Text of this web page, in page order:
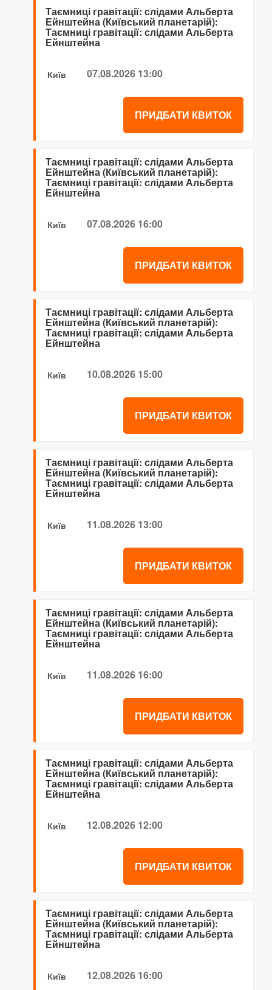
Таємниці гравітації: слідами Альберта
Ейнштейна (Київський планетарій):
Таємниці гравітації: слідами Альберта
Ейнштейна
Київ 07.08.2026 13:00
ПРИДБАТИ КВИТОК
Таємниці гравітації: слідами Альберта
Ейнштейна (Київський планетарій):
Таємниці гравітації: слідами Альберта
Ейнштейна
Київ 07.08.2026 16:00
ПРИДБАТИ КВИТОК
Таємниці гравітації: слідами Альберта
Ейнштейна (Київський планетарій):
Таємниці гравітації: слідами Альберта
Ейнштейна
Київ 10.08.2026 15:00
ПРИДБАТИ КВИТОК
Таємниці гравітації: слідами Альберта
Ейнштейна (Київський планетарій):
Таємниці гравітації: слідами Альберта
Ейнштейна
Київ 11.08.2026 13:00
ПРИДБАТИ КВИТОК
Таємниці гравітації: слідами Альберта
Ейнштейна (Київський планетарій):
Таємниці гравітації: слідами Альберта
Ейнштейна
Київ 11.08.2026 16:00
ПРИДБАТИ КВИТОК
Таємниці гравітації: слідами Альберта
Ейнштейна (Київський планетарій):
Таємниці гравітації: слідами Альберта
Ейнштейна
Київ 12.08.2026 12:00
ПРИДБАТИ КВИТОК
Таємниці гравітації: слідами Альберта
Ейнштейна (Київський планетарій):
Таємниці гравітації: слідами Альберта
Ейнштейна
Київ 12.08.2026 16:00